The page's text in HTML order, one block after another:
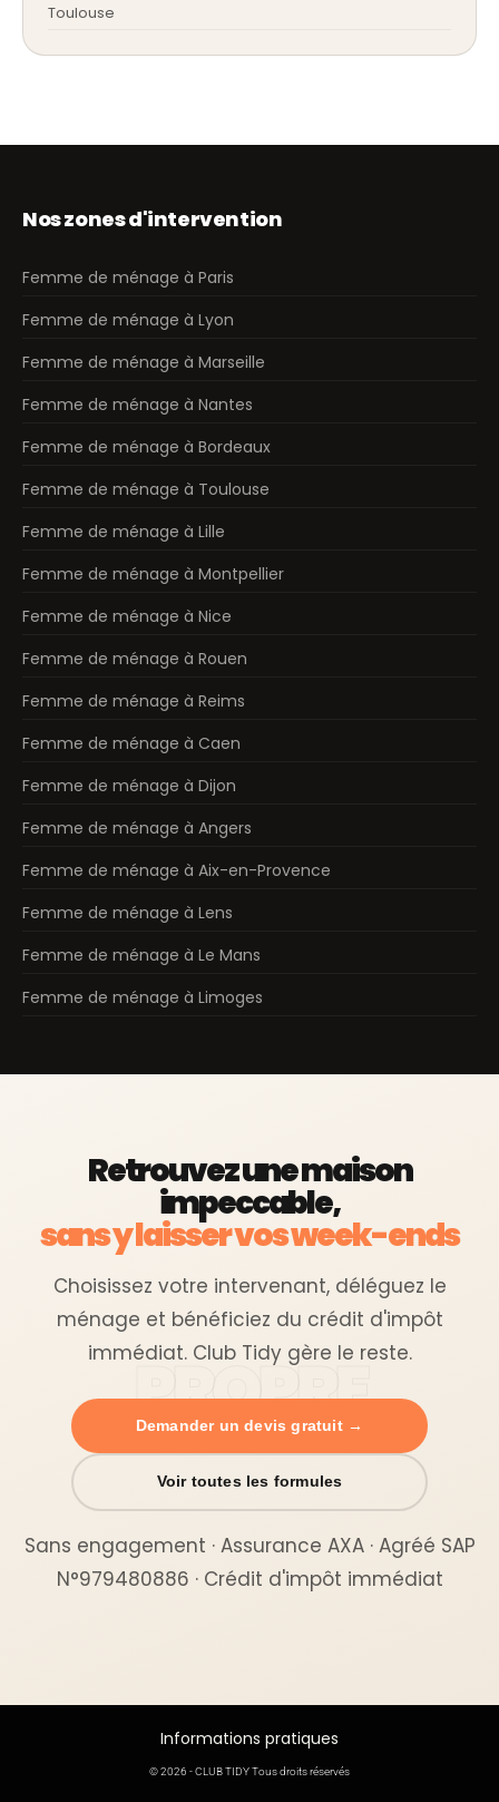
Toulouse
Nos zones d'intervention
Femme de ménage à Paris
Femme de ménage à Lyon
Femme de ménage à Marseille
Femme de ménage à Nantes
Femme de ménage à Bordeaux
Femme de ménage à Toulouse
Femme de ménage à Lille
Femme de ménage à Montpellier
Femme de ménage à Nice
Femme de ménage à Rouen
Femme de ménage à Reims
Femme de ménage à Caen
Femme de ménage à Dijon
Femme de ménage à Angers
Femme de ménage à Aix-en-Provence
Femme de ménage à Lens
Femme de ménage à Le Mans
Femme de ménage à Limoges
Retrouvez une maison
impeccable,
sans y laisser vos week-ends
Choisissez votre intervenant, déléguez le
ménage et bénéficiez du crédit d'impôt
immédiat. Club Tidy gère le reste.
Demander un devis gratuit →
Voir toutes les formules
Sans engagement · Assurance AXA · Agréé SAP
N°979480886 · Crédit d'impôt immédiat
Informations pratiques
© 2026 - CLUB TIDY Tous droits réservés